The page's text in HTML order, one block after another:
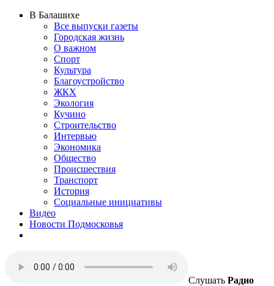
В Балашихе
Все выпуски газеты
Городская жизнь
О важном
Спорт
Культура
Благоустройство
ЖКХ
Экология
Кучино
Строительство
Интервью
Экономика
Общество
Происшествия
Транспорт
История
Социальные инициативы
Видео
Новости Подмосковья
Слушать Радио